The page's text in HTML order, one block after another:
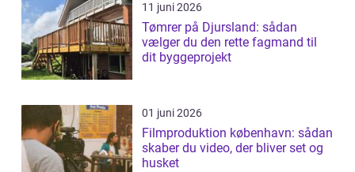
11 juni 2026
Tømrer på Djursland: sådan
vælger du den rette fagmand til
dit byggeprojekt
01 juni 2026
Filmproduktion københavn: sådan
skaber du video, der bliver set og
husket